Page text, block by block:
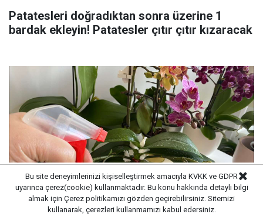
Patatesleri doğradıktan sonra üzerine 1
bardak ekleyin! Patatesler çıtır çıtır kızaracak
Bu site deneyimlerinizi kişiselleştirmek amacıyla KVKK ve GDPR
uyarınca çerez(cookie) kullanmaktadır. Bu konu hakkında detaylı bilgi
almak için Çerez politikamızı gözden geçirebilirsiniz. Sitemizi
kullanarak, çerezleri kullanmamızı kabul edersiniz.